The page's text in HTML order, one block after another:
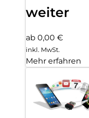
weiter
ab 0,00 €
inkl. MwSt.
Mehr erfahren